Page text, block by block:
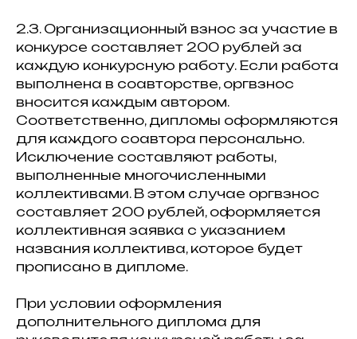
2.3. Организационный взнос за участие в
конкурсе составляет 200 рублей за
каждую конкурсную работу. Если работа
выполнена в соавторстве, оргвзнос
вносится каждым автором.
Соответственно, дипломы оформляются
для каждого соавтора персонально.
Исключение составляют работы,
выполненные многочисленными
коллективами. В этом случае оргвзнос
составляет 200 рублей, оформляется
коллективная заявка с указанием
названия коллектива, которое будет
прописано в дипломе.
При условии оформления
дополнительного диплома для